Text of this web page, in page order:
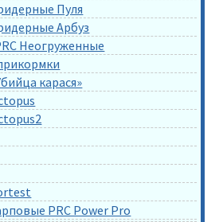
Пуля
Арбуз
Неогруженные
карася»
PRC Power Pro